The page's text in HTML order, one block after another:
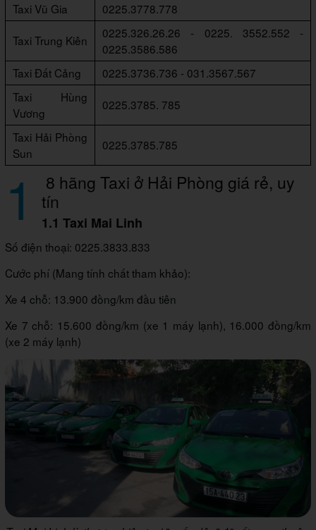
Taxi Vũ Gia 0225.3778.778
Taxi Trung Kiên
0225.326.26.26 - 0225. 3552.552 -
0225.3586.586
Taxi Đất Cảng
0225.3736.736 - 031.3567.567
Taxi Hùng
Vương
0225.3785. 785
Taxi Hải Phòng
Sun
0225.3785.785
1 8 hãng Taxi ở Hải Phòng giá rẻ, uy
tín
1.1 Taxi Mai Linh
Số điện thoại: 0225.3833.833
Cước phí (Mang tính chất tham khảo):
Xe 4 chỗ: 13.900 đồng/km đầu tiên
Xe 7 chỗ: 15.600 đồng/km (xe 1 máy lạnh), 16.000 đồng/km
(xe 2 máy lạnh)